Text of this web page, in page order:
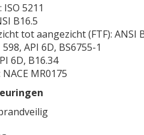
5211
B16.5
tot aangezicht (FTF): ANSI
API 6D, BS6755-1
6D, B16.34
MR0175